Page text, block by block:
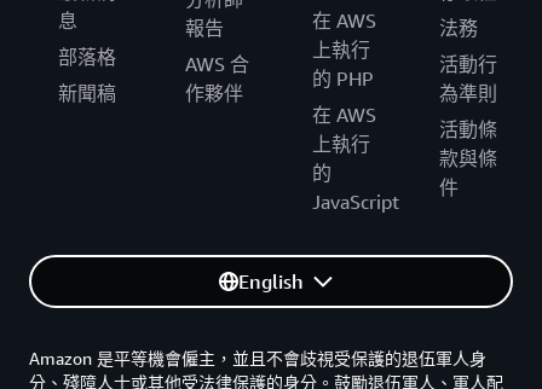
息
部落格
新聞稿
報告
AWS 合
作夥伴
在 AWS
上執行
的 PHP
在 AWS
上執行
的
JavaScript
法務
活動行
為準則
活動條
款與條
件
English
Amazon 是平等機會僱主，並且不會歧視受保護的退伍軍人身
分、殘障人士或其他受法律保護的身分。鼓勵退伍軍人、軍人配